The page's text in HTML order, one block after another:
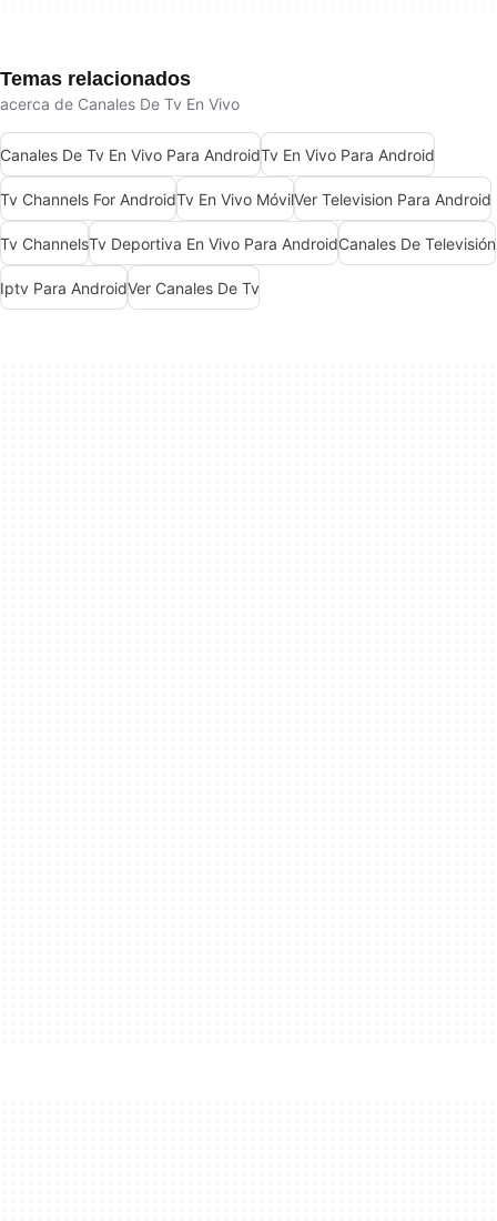
Temas relacionados
acerca de Canales De Tv En Vivo
Canales De Tv En Vivo Para AndroidTv En Vivo Para Android
Tv Channels For AndroidTv En Vivo MóvilVer Television Para Android
Tv ChannelsTv Deportiva En Vivo Para AndroidCanales De Televisión
Iptv Para AndroidVer Canales De Tv